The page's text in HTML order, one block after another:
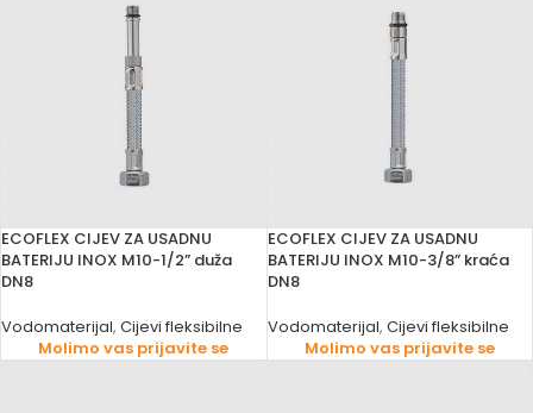
ECOFLEX CIJEV ZA USADNU
BATERIJU INOX M10-1/2” duža
DN8
Vodomaterijal, Cijevi fleksibilne
Molimo vas prijavite se
ECOFLEX CIJEV ZA USADNU
BATERIJU INOX M10-3/8” kraća
DN8
Vodomaterijal, Cijevi fleksibilne
Molimo vas prijavite se